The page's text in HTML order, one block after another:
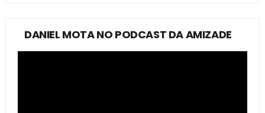
DANIEL MOTA NO PODCAST DA AMIZADE